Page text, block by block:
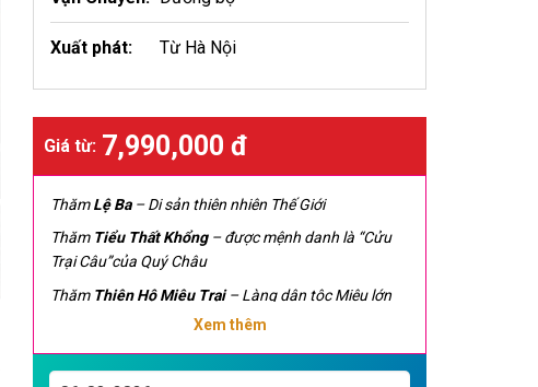
Xuất phát: Từ Hà Nội
Giá từ: 7,990,000 đ
ThămLệ Ba– Di sản thiên nhiên Thế Giới
Thăm Tiểu Thất Khổng– được mệnh danh là “Cửu
Trại Câu”của Quý Châu
Thăm Thiên Hộ Miêu Trại– Làng dân tộc Miêu lớn
Qúy khách sẽ được trải nghiệm hành trình hơn
800km bằng tàu cao tốc của Trung Quốc, có đoạn
Xem thêm